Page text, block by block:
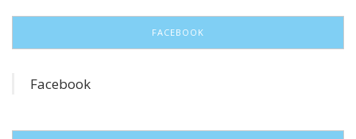
FACEBOOK
Facebook